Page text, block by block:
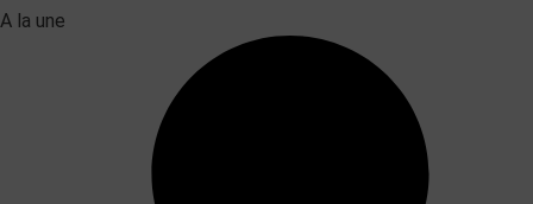
A la une